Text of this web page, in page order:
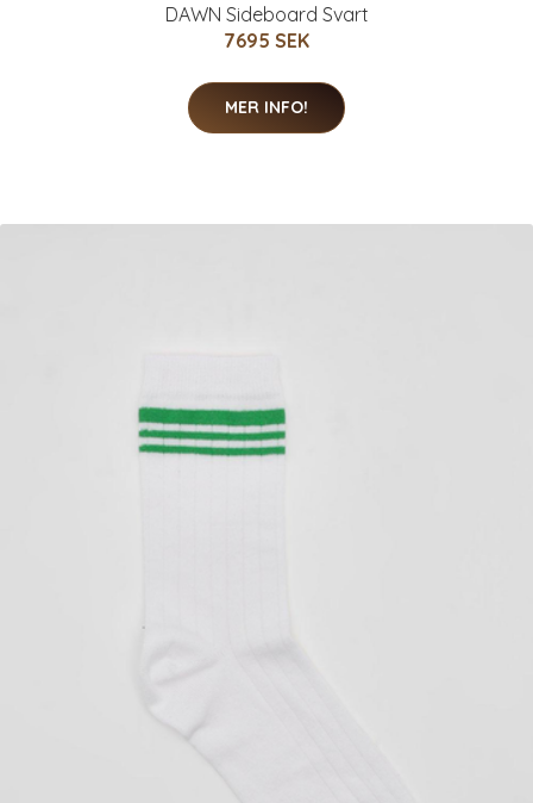
DAWN Sideboard Svart
7695 SEK
MER INFO!